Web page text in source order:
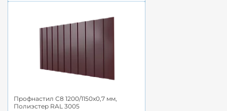
Профнастил С8 1200/1150x0,7 мм,
Полиэстер RAL 3005